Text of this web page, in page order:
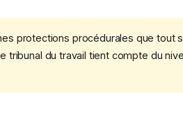
protections procédurales que tout
tribunal du travail tient compte du